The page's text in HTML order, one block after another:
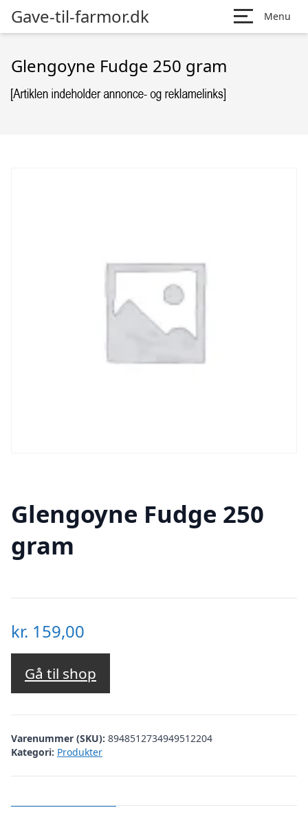
Gave-til-farmor.dk Menu
Glengoyne Fudge 250 gram
Glengoyne Fudge 250
gram
kr. 159,00
Gå til shop
Varenummer (SKU): 8948512734949512204
Kategori: Produkter